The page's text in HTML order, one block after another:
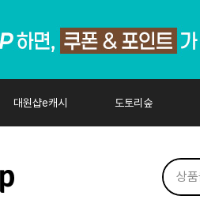
대원샵e캐시 도토리숲